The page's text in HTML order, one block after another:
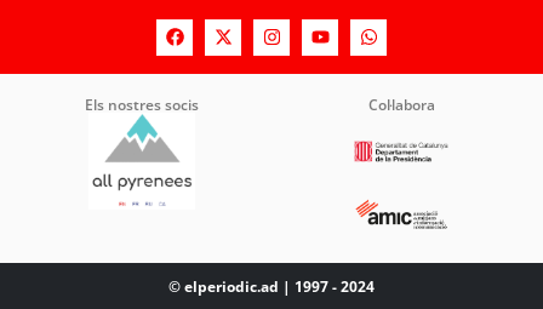
Els nostres socis Col·labora
© elperiodic.ad | 1997 - 2024